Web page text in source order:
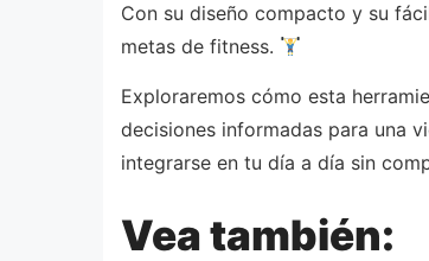
Con su diseño compacto y su
metas de fitness.
Exploraremos cómo esta
decisiones informadas para una
integrarse en tu día a día sin
Vea también: